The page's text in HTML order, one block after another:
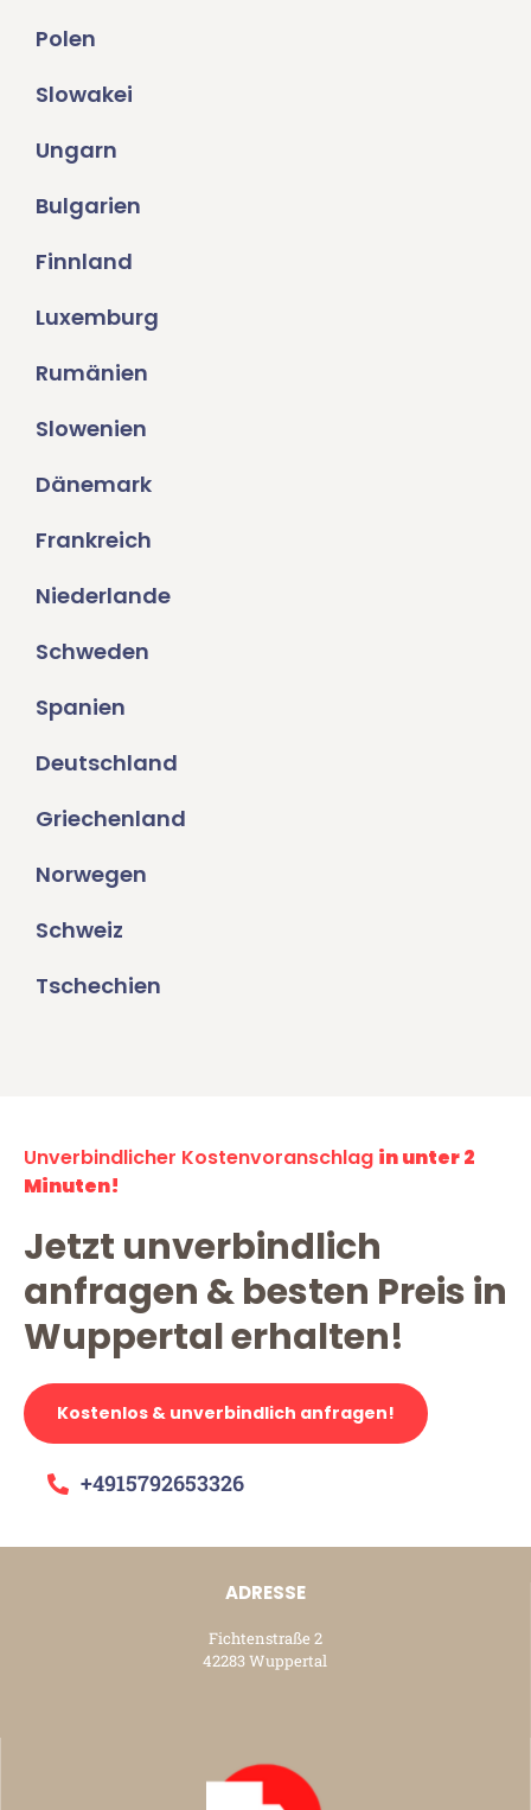
Polen
Slowakei
Ungarn
Bulgarien
Finnland
Luxemburg
Rumänien
Slowenien
Dänemark
Frankreich
Niederlande
Schweden
Spanien
Deutschland
Griechenland
Norwegen
Schweiz
Tschechien
Unverbindlicher Kostenvoranschlag in unter 2
Minuten!
Jetzt unverbindlich
anfragen & besten Preis in
Wuppertal erhalten!
Kostenlos & unverbindlich anfragen!
+4915792653326
ADRESSE
Fichtenstraße 2
42283 Wuppertal